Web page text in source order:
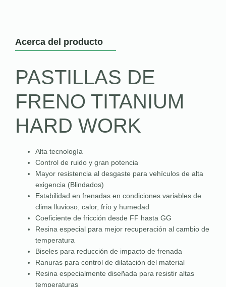
Acerca del producto
PASTILLAS DE
FRENO TITANIUM
HARD WORK
Alta tecnología
Control de ruido y gran potencia
Mayor resistencia al desgaste para vehículos de alta
exigencia (Blindados)
Estabilidad en frenadas en condiciones variables de
clima lluvioso, calor, frío y humedad
Coeficiente de fricción desde FF hasta GG
Resina especial para mejor recuperación al cambio de
temperatura
Biseles para reducción de impacto de frenada
Ranuras para control de dilatación del material
Resina especialmente diseñada para resistir altas
temperaturas